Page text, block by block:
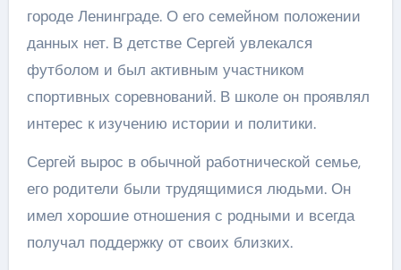
городе Ленинграде. О его семейном положении
данных нет. В детстве Сергей увлекался
футболом и был активным участником
спортивных соревнований. В школе он проявлял
интерес к изучению истории и политики.
Сергей вырос в обычной работнической семье,
его родители были трудящимися людьми. Он
имел хорошие отношения с родными и всегда
получал поддержку от своих близких.